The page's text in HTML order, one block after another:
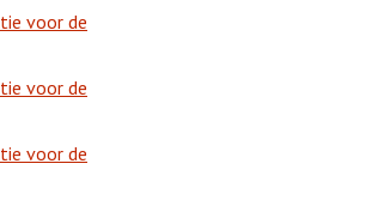
voor de
voor de
voor de